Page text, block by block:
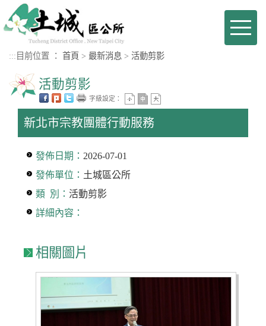
進入內容區塊
Toggle
::: 目前位置 ： 首頁 > 最新消息 > 活動剪影
活動剪影
字級設定：
新北市宗教團體行動服務
發佈日期： 2026-07-01
發佈單位： 土城區公所
類 別： 活動剪影
詳細內容：
相關圖片